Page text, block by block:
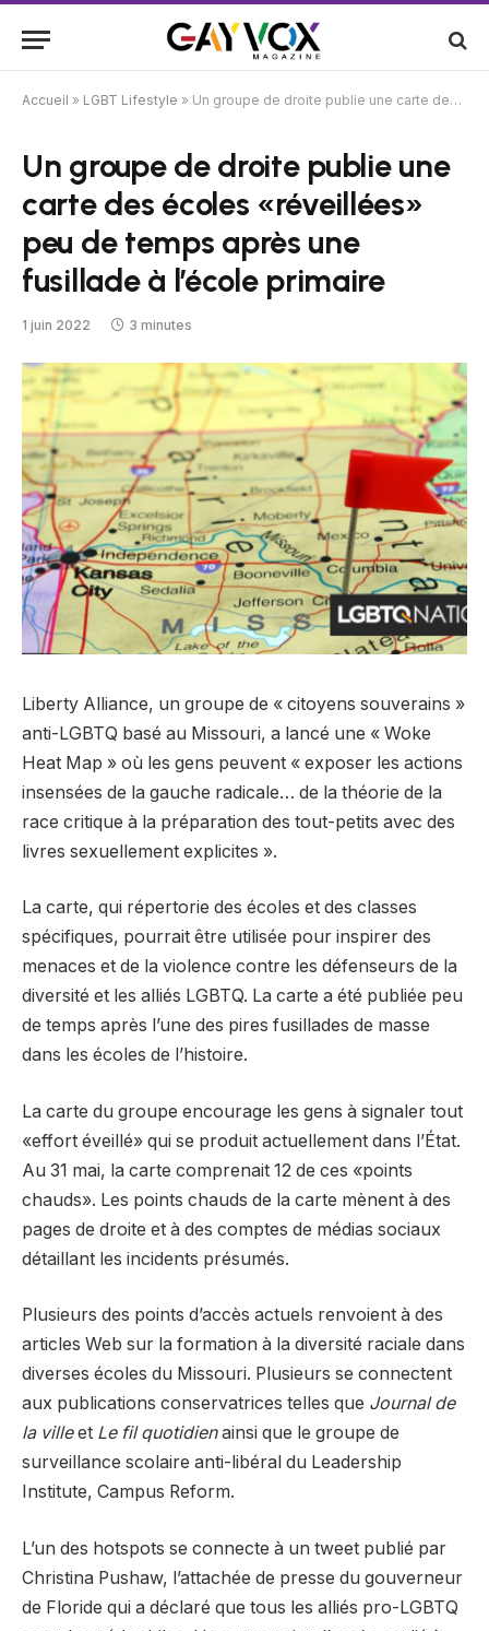
Accueil » LGBT Lifestyle » Un groupe de droite publie une carte des écoles «réveillées» peu de temps après une fusillade à l’école primaire
Un groupe de droite publie une
carte des écoles «réveillées»
peu de temps après une
fusillade à l’école primaire
1 juin 2022 3 minutes
Liberty Alliance, un groupe de « citoyens souverains »
anti-LGBTQ basé au Missouri, a lancé une « Woke
Heat Map » où les gens peuvent « exposer les actions
insensées de la gauche radicale… de la théorie de la
race critique à la préparation des tout-petits avec des
livres sexuellement explicites ».
La carte, qui répertorie des écoles et des classes
spécifiques, pourrait être utilisée pour inspirer des
menaces et de la violence contre les défenseurs de la
diversité et les alliés LGBTQ. La carte a été publiée peu
de temps après l’une des pires fusillades de masse
dans les écoles de l’histoire.
La carte du groupe encourage les gens à signaler tout
«effort éveillé» qui se produit actuellement dans l’État.
Au 31 mai, la carte comprenait 12 de ces «points
chauds». Les points chauds de la carte mènent à des
pages de droite et à des comptes de médias sociaux
détaillant les incidents présumés.
Plusieurs des points d’accès actuels renvoient à des
articles Web sur la formation à la diversité raciale dans
diverses écoles du Missouri. Plusieurs se connectent
aux publications conservatrices telles que Journal de
la villeet Le fil quotidienainsi que le groupe de
surveillance scolaire anti-libéral du Leadership
Institute, Campus Reform.
L’un des hotspots se connecte à un tweet publié par
Christina Pushaw, l’attachée de presse du gouverneur
de Floride qui a déclaré que tous les alliés pro-LGBTQ